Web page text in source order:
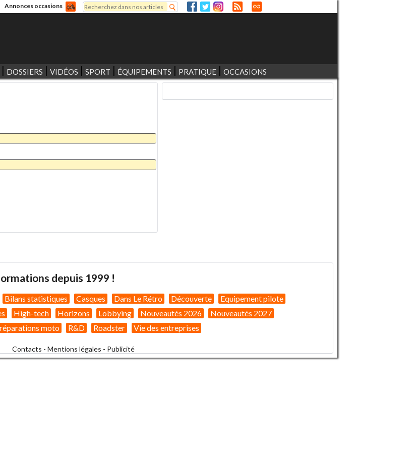
Annonces occasions
Formulaire de recherche
Rechercher
DOSSIERS VIDÉOS SPORT ÉQUIPEMENTS PRATIQUE OCCASIONS
depuis 1999 !
Bilans statistiques Casques Dans Le Rétro Découverte
Equipement pilote
High-tech Horizons Lobbying Nouveautés 2026
Nouveautés 2027
moto R&D Roadster Vie des entreprises
Contacts - Mentions légales - Publicité